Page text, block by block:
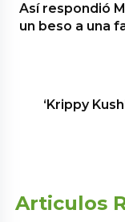
Así respondió
un beso a una
‘Krippy
Articulos